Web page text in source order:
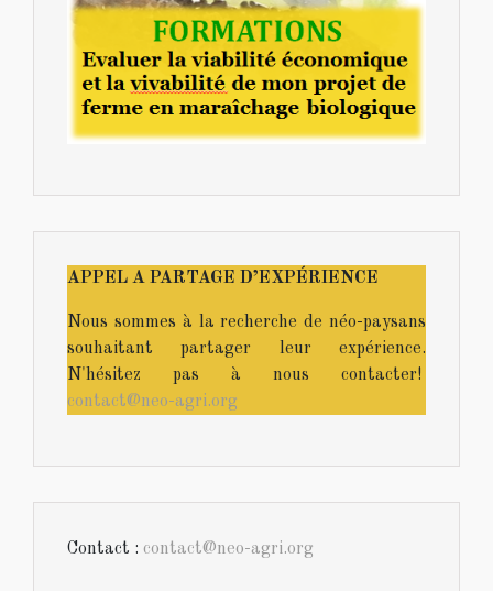
APPEL A PARTAGE D’EXPÉRIENCE
Nous sommes à la recherche de néo-paysans
souhaitant partager leur expérience.
N'hésitez pas à nous contacter!
contact@neo-agri.org
Contact : contact@neo-agri.org